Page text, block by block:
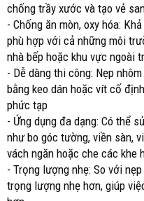
chống trầy xước và tạo vẻ
- Chống ăn mòn, oxy hóa:
phù hợp với cả những môi
nhà bếp hoặc khu vực ngoài
- Dễ dàng thi công: Nẹp
bằng keo dán hoặc vít cố
phức tạp
- Ứng dụng đa dạng: Có thể
như bo góc tường, viền sàn,
vách ngăn hoặc che các khe
- Trọng lượng nhẹ: So với
trọng lượng nhẹ hơn, giúp